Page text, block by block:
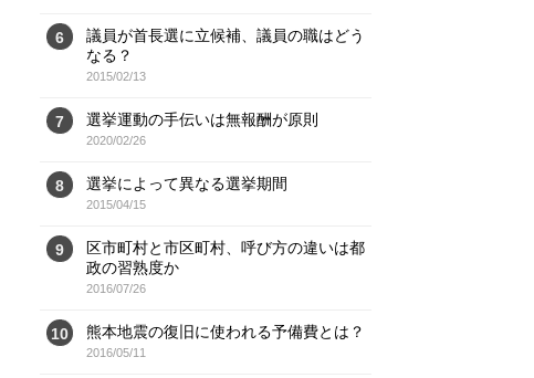
6
議員が首長選に立候補、議員の職はどう
なる？
2015/02/13
7 選挙運動の手伝いは無報酬が原則
2020/02/26
8 選挙によって異なる選挙期間
2015/04/15
9
区市町村と市区町村、呼び方の違いは都
政の習熟度か
2016/07/26
10 熊本地震の復旧に使われる予備費とは？
2016/05/11